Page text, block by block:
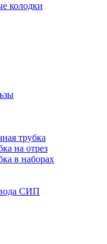
колодки
трубка
на отрез
в наборах
СИП